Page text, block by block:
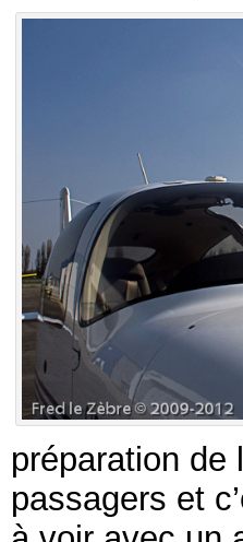
préparation de
passagers et